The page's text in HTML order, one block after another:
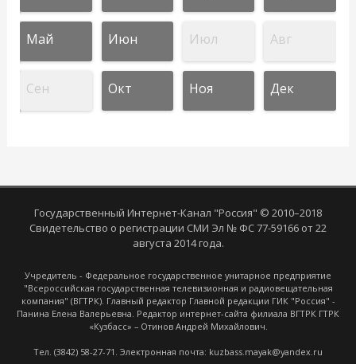
Май Июн Июл Авг
Сен Окт Ноя Дек
Государственный Интернет-Канал "Россия" © 2010–2018
Свидетельство о регистрации СМИ Эл № ФС 77-59166 от 22
августа 2014 года.
Учредитель - Федеральное государственное унитарное предприятие
"Всероссийская государственная телевизионная и радиовещательная
компания" (ВГТРК). Главный редактор Главной редакции ГИК "Россия" -
Панина Елена Валерьевна. Редактор интернет-сайта филиала ВГТРК ГТРК
«Кузбасс» – Отинов Андрей Михайлович.
Тел. (3842) 58-27-71. Электронная почта: kuzbass.mayak@yandex.ru